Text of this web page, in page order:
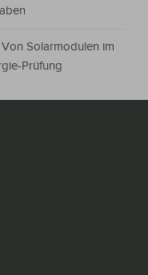
Solarmodulen im
Prüfung